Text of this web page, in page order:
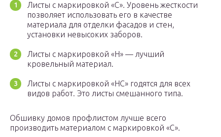
Листы с маркировкой «С». Уровень жесткости
позволяет использовать его в качестве
материала для отделки фасадов и стен,
установки невысоких заборов.
Листы с маркировкой «Н» — лучший
кровельный материал.
Листы с маркировкой «НС» годятся для всех
видов работ. Это листы смешанного типа.
Обшивку домов профлистом лучше всего
производить материалом с маркировкой «С».